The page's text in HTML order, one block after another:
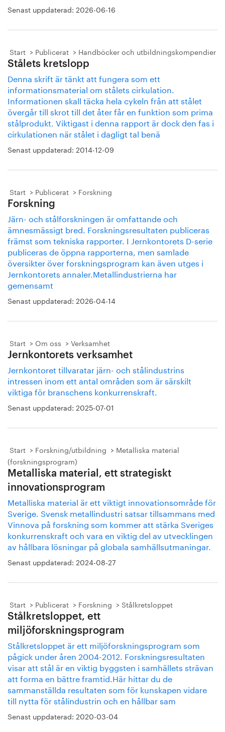
Senast uppdaterad: 2026-06-16
Start Publicerat Handböcker och utbildningskompendier
Stålets kretslopp
Denna skrift är tänkt att fungera som ett
informationsmaterial om stålets cirkulation.
Informationen skall täcka hela cykeln från att stålet
övergår till skrot till det åter får en funktion som prima
stålprodukt. Viktigast i denna rapport är dock den fas i
cirkulationen när stålet i dagligt tal benä
Senast uppdaterad: 2014-12-09
Start Publicerat Forskning
Forskning
Järn- och stålforskningen är omfattande och
ämnesmässigt bred. Forskningsresultaten publiceras
främst som tekniska rapporter. I Jernkontorets D-serie
publiceras de öppna rapporterna, men samlade
översikter över forskningsprogram kan även utges i
Jernkontorets annaler.Metallindustrierna har
gemensamt
Senast uppdaterad: 2026-04-14
Start Om oss Verksamhet
Jernkontorets verksamhet
Jernkontoret tillvaratar järn- och stålindustrins
intressen inom ett antal områden som är särskilt
viktiga för branschens konkurrenskraft.
Senast uppdaterad: 2025-07-01
Start Forskning/utbildning
Metalliska material
(forskningsprogram)
Metalliska material, ett strategiskt
innovationsprogram
Metalliska material är ett viktigt innovationsområde för
Sverige. Svensk metallindustri satsar tillsammans med
Vinnova på forskning som kommer att stärka Sveriges
konkurrenskraft och vara en viktig del av utvecklingen
av hållbara lösningar på globala samhällsutmaningar.
Senast uppdaterad: 2024-08-27
Start Publicerat Forskning Stålkretsloppet
Stålkretsloppet, ett
miljöforskningsprogram
Stålkretsloppet är ett miljöforskningsprogram som
pågick under åren 2004-2012. Forskningsresultaten
visar att stål är en viktig byggsten i samhällets strävan
att forma en bättre framtid.Här hittar du de
sammanställda resultaten som för kunskapen vidare
till nytta för stålindustrin och en hållbar sam
Senast uppdaterad: 2020-03-04